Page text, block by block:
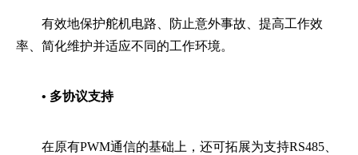
有效地保护舵机电路、防止意外事故、提高工作效
率、简化维护并适应不同的工作环境。
• 多协议支持
在原有PWM通信的基础上，还可拓展为支持RS485、